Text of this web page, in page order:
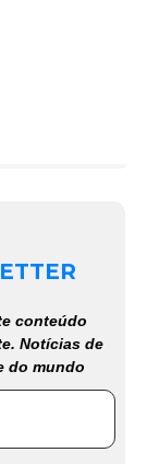
conteúdo
Notícias de
do mundo